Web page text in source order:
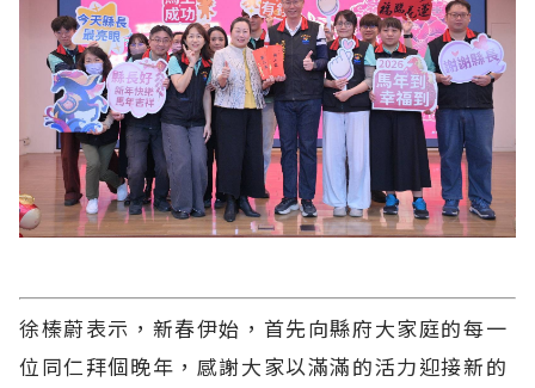
徐榛蔚表示，新春伊始，首先向縣府大家庭的每一
位同仁拜個晚年，感謝大家以滿滿的活力迎接新的